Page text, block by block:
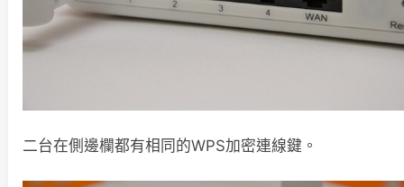
二台在側邊欄都有相同的WPS加密連線鍵。